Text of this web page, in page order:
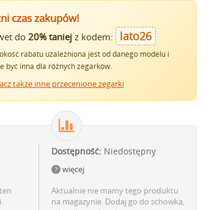
czas zakupów!
do20% taniejz kodem: lato26
rabatu uzależniona jest od danego modelu i
być inna dla różnych zegarków.
także inne przecenione zegarki
Dostępność: Niedostępny
więcej
Aktualnie nie mamy tego produktu
na magazynie. Dodaj go do schowka,